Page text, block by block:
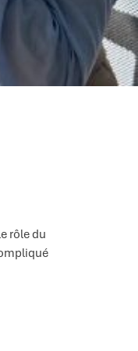
rôle du